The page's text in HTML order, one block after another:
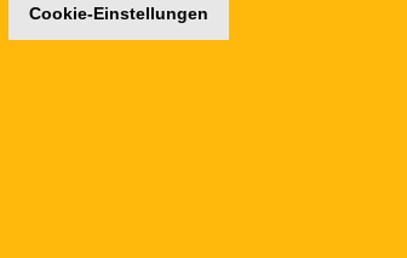
Cookie-Einstellungen